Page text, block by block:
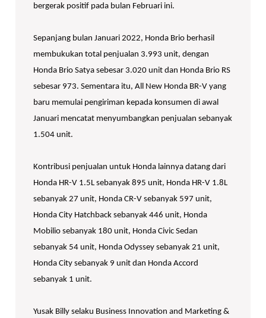
bergerak positif pada bulan Februari ini.
Sepanjang bulan Januari 2022, Honda Brio berhasil
membukukan total penjualan 3.993 unit, dengan
Honda Brio Satya sebesar 3.020 unit dan Honda Brio RS
sebesar 973. Sementara itu, All New Honda BR-V yang
baru memulai pengiriman kepada konsumen di awal
Januari mencatat menyumbangkan penjualan sebanyak
1.504 unit.
Kontribusi penjualan untuk Honda lainnya datang dari
Honda HR-V 1.5L sebanyak 895 unit, Honda HR-V 1.8L
sebanyak 27 unit, Honda CR-V sebanyak 597 unit,
Honda City Hatchback sebanyak 446 unit, Honda
Mobilio sebanyak 180 unit, Honda Civic Sedan
sebanyak 54 unit, Honda Odyssey sebanyak 21 unit,
Honda City sebanyak 9 unit dan Honda Accord
sebanyak 1 unit.
Yusak Billy selaku Business Innovation and Marketing &